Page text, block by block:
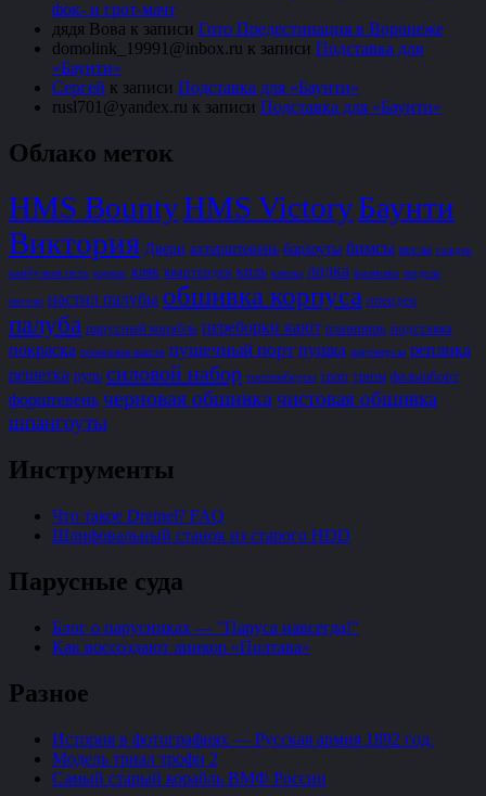
фок- и грот-мачт
дядя Вова к записи Гото Предестинация в Воронеже
domolink_19991@inbox.ru к записи Подставка для
«Баунти»
Сергей к записи Подставка для «Баунти»
rusl701@yandex.ru к записи Подставка для «Баунти»
Облако меток
HMS BountyHMS VictoryБаунти
Виктория Двери ахтерштевень бархоуты бимсы весла гондек
камбузная печь каркас каяк квартердек киль клюзы лодка малковка модель
нагели настил палубы обшивка корпуса опердек
палуба парусный корабль переборки кают планширь подставка
покраска помповая шахта пушечный порт пушка пяртнерсы реплика
решетка руль силовой набор топтимберсы трап трюм фальшборт
форштевень черновая обшивка чистовая обшивка
шпангоуты
Инструменты
Что такое Dremel? FAQ
Шлифовальный станок из старого HDD
Парусные суда
Блог о парусниках — "Паруса навсегда!"
Как воссоздают линкор «Полтава»
Разное
История в фотографиях — Русская армия 1892 год.
Модель триал трофи 2
Самый старый корабль ВМФ России